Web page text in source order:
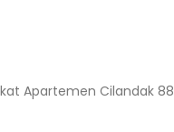
Apartemen Cilandak 88